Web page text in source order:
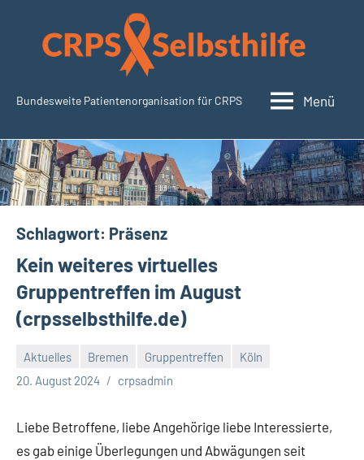
springen
SudeckSelbsthilfe.org
Bundesweite Patientenorganisation für CRPS Menü
Schlagwort: Präsenz
Kein weiteres virtuelles
Gruppentreffen im August
(crpsselbsthilfe.de)
Aktuelles Bremen Gruppentreffen
Köln
20. August 2024
crpsadmin
Keine
Liebe Betroffene, liebe Angehörige liebe Interessierte,
es gab einige Überlegungen und Abwägungen seit